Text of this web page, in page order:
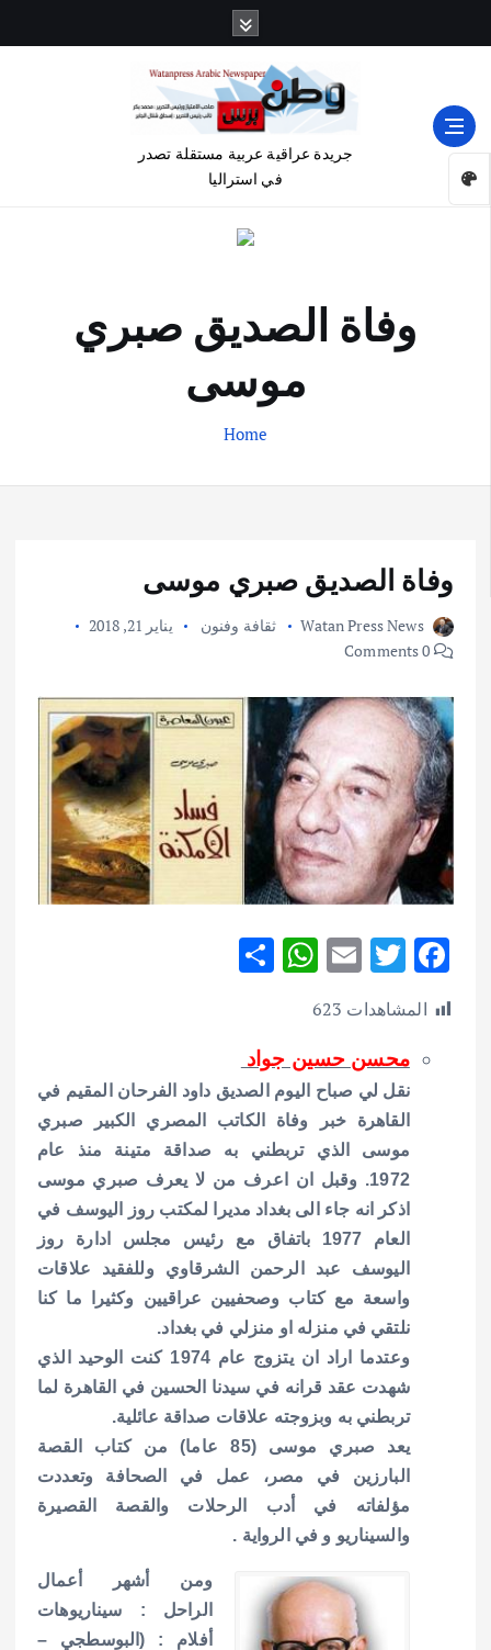
جريدة عراقية عربية مستقلة تصدر
في استراليا
وفاة الصديق صبري
موسى
Home
وفاة الصديق صبري موسى
Watan Press News ثقافة وفنون
يناير 21, 2018
F
ac
e
b
o
o
k
T
w
it
te
r
E
ai
l
W
s
A
p
p
المشاهدات 623
محسن حسين جواد
نقل لي صباح اليوم الصديق داود الفرحان المقيم في
القاهرة خبر وفاة الكاتب المصري الكبير صبري
موسى الذي تربطني به صداقة متينة منذ عام
1972.
وقبل ان اعرف من لا يعرف صبري موسى
اذكر انه جاء الى بغداد مديرا لمكتب روز اليوسف في
العام 1977 باتفاق مع رئيس مجلس ادارة روز
اليوسف عبد الرحمن الشرقاوي وللفقيد علاقات
واسعة مع كتاب وصحفيين عراقيين وكثيرا ما كنا
نلتقي في منزله او منزلي في بغداد.
وعتدما اراد ان يتزوج عام 1974 كنت الوحيد الذي
شهدت عقد قرانه في سيدنا الحسين في القاهرة لما
تربطني به وبزوجته علاقات صداقة عائلية.
يعد صبري موسى (85 عاما) من كتاب القصة
البارزين في مصر، عمل في الصحافة وتعددت
مؤلفاته في أدب الرحلات والقصة القصيرة
والسيناريو و في الرواية .
ومن أشهر أعمال
الراحل : سيناريوهات
أفلام : (البوسطجي –